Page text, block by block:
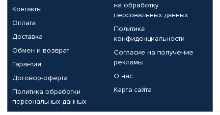
Контакты
Оплата
Доставка
Обмен и возврат
Гарантия
Договор-оферта
Политика обработки
персональных данных
на обработку
персональных данных
Политика
конфиденциальности
Согласие на получение
рекламы
О нас
Карта сайта